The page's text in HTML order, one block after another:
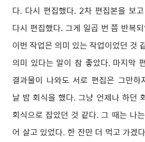
다. 다시 편집했다. 2차 편집본을 보
다시 편집했다. 그게 일곱 번 쯤 반복
이번 작업은 의미 있는 작업이었던 것
의미 있다는 말이 참 좋았다. 마지막
결과물이 나와도 서로 편집은 그만하
날 밤 회식을 했다. 그냥 언제나 하던
회식으로 잡았던 것 같다. 그 때는 나
어 살고 있었다. 한 잔만 더 먹고 가겠